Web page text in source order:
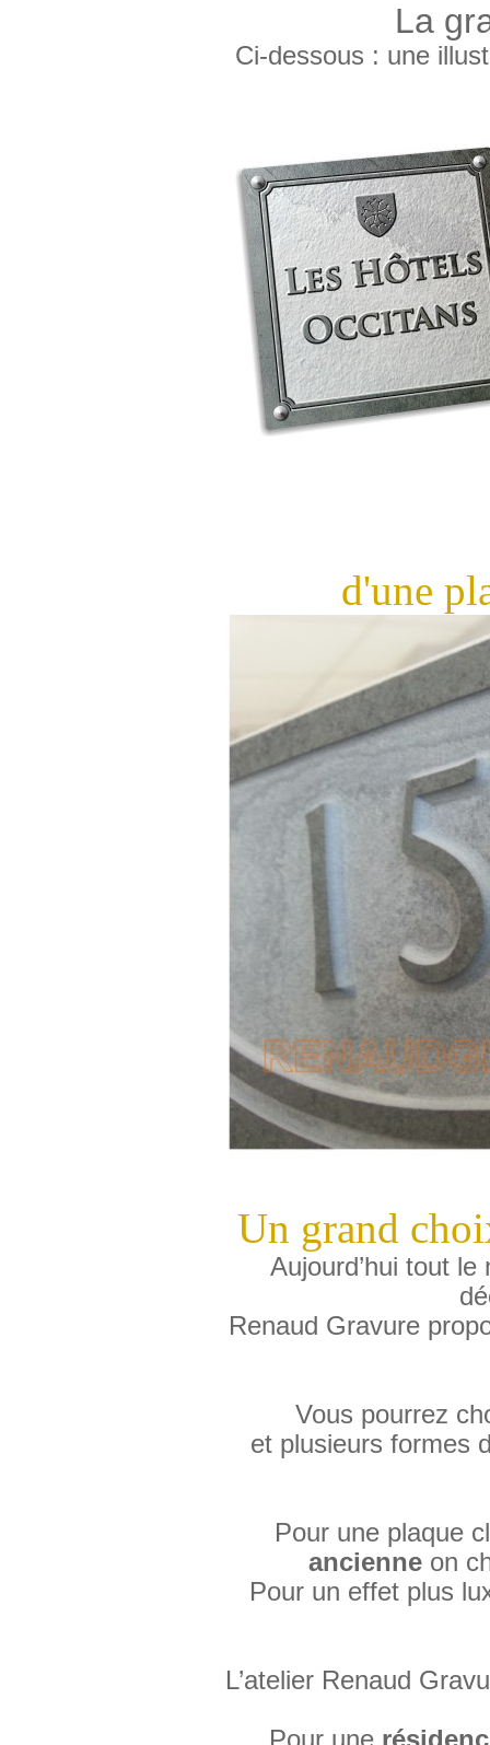
La
Ci-dessous : une
d'une
Un grand
Aujourd’hui tout
Renaud Gravure
Vous pourrez
et plusieurs formes
Pour une plaque
ancienne on
Pour un effet plus
L’atelier Renaud